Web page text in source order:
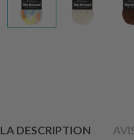
LA DESCRIPTION